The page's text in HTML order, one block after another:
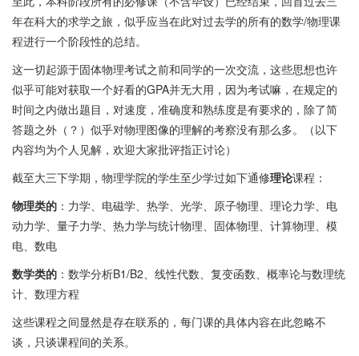
年在科大的求学之旅，似乎应当在此对过去学的所有的数学/物理课
程进行一个阶段性的总结。
这一切起源于固体物理考试之前和同学的一次交流，这些思想也许
似乎可能对获取一个好看的GPA并无大用，因为考试嘛，在规定的
时间之内做出题目，对速度，准确度和熟练度是有要求的，除了简
答题之外（？）似乎对物理图像的理解的考察没有那么多。（以下
内容均为个人见解，欢迎大家批评指正讨论）
截至大三下学期，物理学院的学生至少学过如下通修理论课程：
物理类的 ：力学、电磁学、热学、光学、原子物理、理论力学、电
动力学、量子力学、热力学与统计物理、固体物理、计算物理、模
电、数电
数学类的 ：数学分析B1/B2、线性代数、复变函数、概率论与数理统
计、数理方程
这些课程之间显然是存在联系的，每门课的具体内容在此忽略不
谈，只谈课程间的关系。